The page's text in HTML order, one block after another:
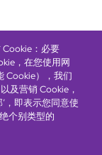
Cookie：必要
，在您使用网
Cookie），我们
及营销 Cookie，
，即表示您同意使
个别类型的